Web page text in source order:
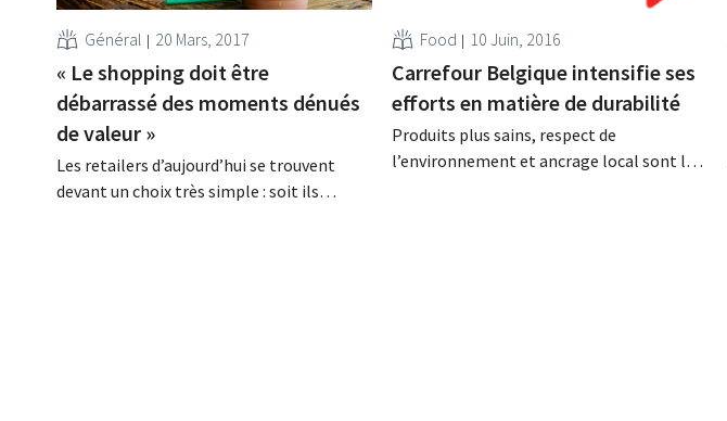
Général 20 Mars, 2017
« Le shopping doit être
débarrassé des moments dénués
de valeur »
Les retailers d’aujourd’hui se trouvent
devant un choix très simple : soit ils
Food 10 Juin, 2016
Carrefour Belgique intensifie ses
efforts en matière de durabilité
Produits plus sains, respect de
l’environnement et ancrage local sont les